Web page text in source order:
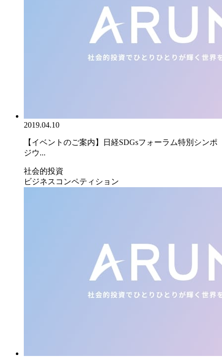
2019.04.10
【イベントのご案内】日経SDGsフォーラム特別シンポ
ジウ...
社会的投資
ビジネスコンペティション